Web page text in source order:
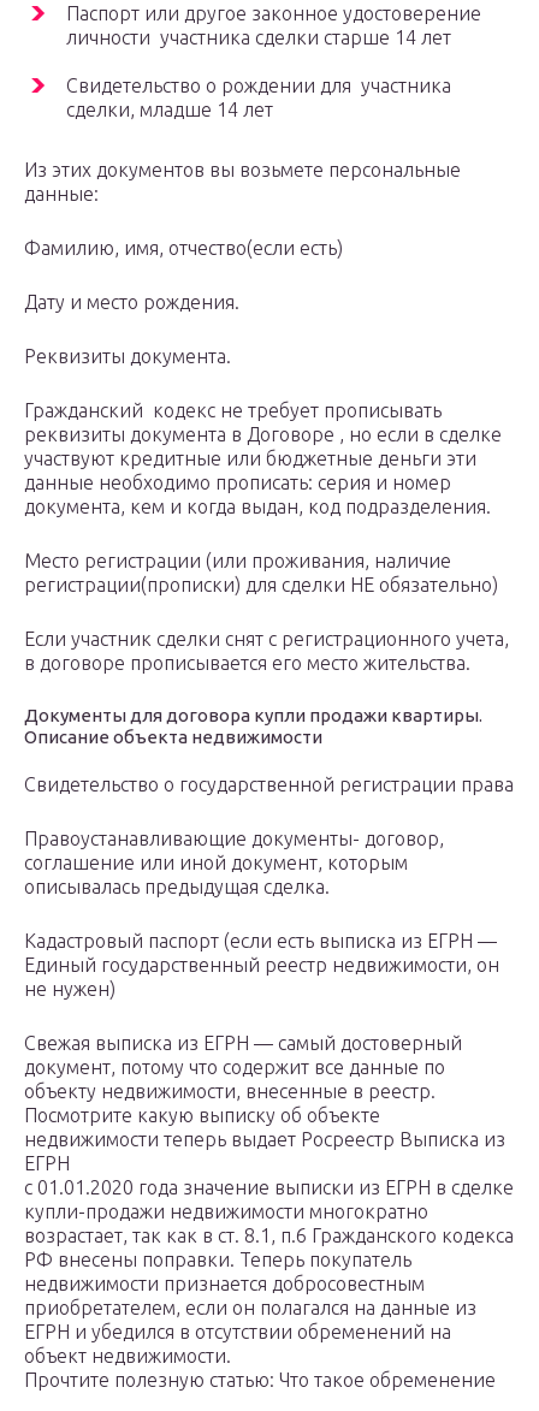
Паспорт или другое законное удостоверение
личности участника сделки старше 14 лет
Свидетельство о рождении для участника
сделки, младше 14 лет
Из этих документов вы возьмете персональные
данные:
Фамилию, имя, отчество(если есть)
Дату и место рождения.
Реквизиты документа.
Гражданский кодекс не требует прописывать
реквизиты документа в Договоре , но если в сделке
участвуют кредитные или бюджетные деньги эти
данные необходимо прописать: серия и номер
документа, кем и когда выдан, код подразделения.
Место регистрации (или проживания, наличие
регистрации(прописки) для сделки НЕ обязательно)
Если участник сделки снят с регистрационного учета,
в договоре прописывается его место жительства.
Документы для договора купли продажи квартиры.
Описание объекта недвижимости
Свидетельство о государственной регистрации права
Правоустанавливающие документы- договор,
соглашение или иной документ, которым
описывалась предыдущая сделка.
Кадастровый паспорт (если есть выписка из ЕГРН —
Единый государственный реестр недвижимости, он
не нужен)
Свежая выписка из ЕГРН — самый достоверный
документ, потому что содержит все данные по
объекту недвижимости, внесенные в реестр.
Посмотрите какую выписку об объекте
недвижимости теперь выдает Росреестр Выписка из
ЕГРН
с 01.01.2020 года значение выписки из ЕГРН в сделке
купли-продажи недвижимости многократно
возрастает, так как в ст. 8.1, п.6 Гражданского кодекса
РФ внесены поправки. Теперь покупатель
недвижимости признается добросовестным
приобретателем, если он полагался на данные из
ЕГРН и убедился в отсутствии обременений на
объект недвижимости.
Прочтите полезную статью: Что такое обременение